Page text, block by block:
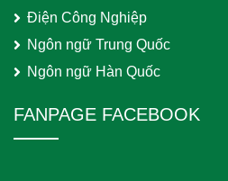
Điện Công Nghiệp
Ngôn ngữ Trung Quốc
Ngôn ngữ Hàn Quốc
FANPAGE FACEBOOK